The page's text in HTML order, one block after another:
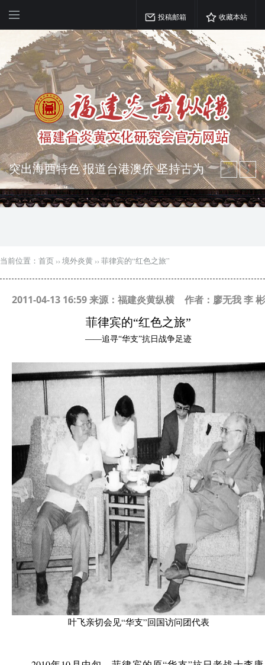
投稿邮箱 收藏本站
突出海西特色 报道台港澳侨 坚持古为
今用 力求雅俗共赏
弘扬优秀文化 振奋民族精神 介绍民族
瑰宝 宣传中华精英
当前位置： 首页 ›› 境外炎黄 ›› 菲律宾的“红色之旅”
2011-04-13 16:59 来源：福建炎黄纵横
作者：廖无我 李 彬
菲律宾的“红色之旅”
——追寻“华支”抗日战争足迹
叶飞亲切会见“华支”回国访问团代表